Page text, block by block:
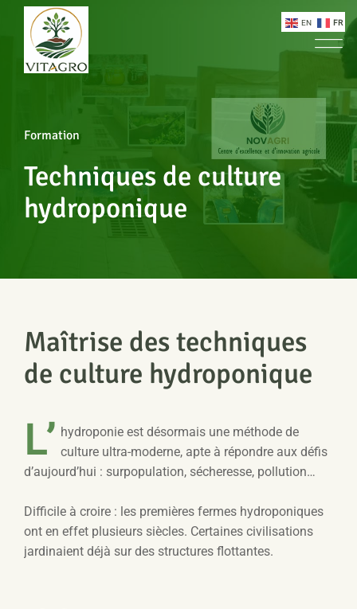
grandpashabet Jojobet Giriş
Formation
Techniques de culture
hydroponique
Maîtrise des techniques
de culture hydroponique
L’ hydroponie est désormais une méthode de
culture ultra-moderne, apte à répondre aux défis
d’aujourd’hui : surpopulation, sécheresse, pollution…
Difficile à croire : les premières fermes hydroponiques
ont en effet plusieurs siècles. Certaines civilisations
jardinaient déjà sur des structures flottantes.
EN FR